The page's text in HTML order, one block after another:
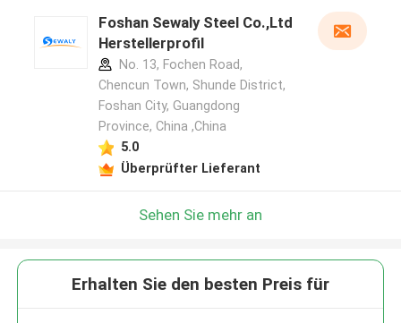
Foshan Sewaly Steel Co.,Ltd
Herstellerprofil
No. 13, Fochen Road,
Chencun Town, Shunde District,
Foshan City, Guangdong
Province, China ,China
5.0
Überprüfter Lieferant
Sehen Sie mehr an
Erhalten Sie den besten Preis für